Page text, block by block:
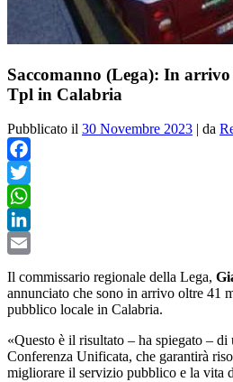
Saccomanno (Lega): In
Tpl in Calabria
Pubblicato il 30 Novembre 2023 | da
Facebook
Twitter
WhatsApp
LinkedIn
Il commissario regionale della Lega,
annunciato che sono in arrivo oltre 41
pubblico locale in Calabria.
«Questo è il risultato – ha spiegato – di
Conferenza Unificata, che garantirà
migliorare il servizio pubblico e la vita